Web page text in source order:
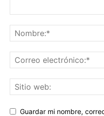
Guardar mi nombre,